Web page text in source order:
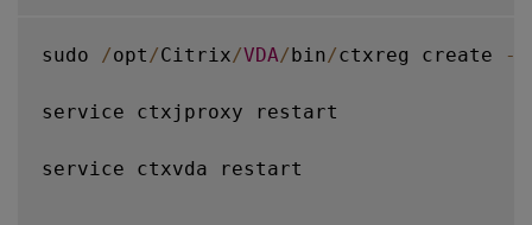
sudo /opt /Citrix/VDA/bin/ctxreg create -
service ctxjproxy restart
service ctxvda restart